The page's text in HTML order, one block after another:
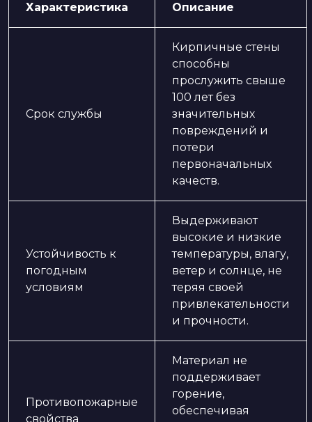
Характеристика Описание
Срок службы
Кирпичные стены
способны
прослужить свыше
100 лет без
значительных
повреждений и
потери
первоначальных
качеств.
Устойчивость к
погодным
условиям
Выдерживают
высокие и низкие
температуры, влагу,
ветер и солнце, не
теряя своей
привлекательности
и прочности.
Противопожарные
свойства
Материал не
поддерживает
горение,
обеспечивая